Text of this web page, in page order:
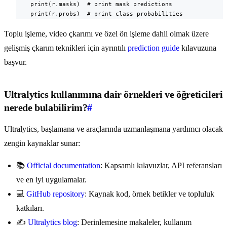
    print(r.masks)  # print mask predictions
    print(r.probs)  # print class probabilities
Toplu işleme, video çkarımı ve özel ön işleme dahil olmak üzere
gelişmiş çkarım teknikleri için ayrıntılı prediction guide kılavuzuna
başvur.
Ultralytics kullanımına dair örnekleri ve öğreticileri
nerede bulabilirim?#
Ultralytics, başlamana ve araçlarında uzmanlaşmana yardımcı olacak
zengin kaynaklar sunar:
📚 Official documentation: Kapsamlı kılavuzlar, API referansları
ve en iyi uygulamalar.
💻 GitHub repository: Kaynak kod, örnek betikler ve topluluk
katkıları.
✍️ Ultralytics blog: Derinlemesine makaleler, kullanım